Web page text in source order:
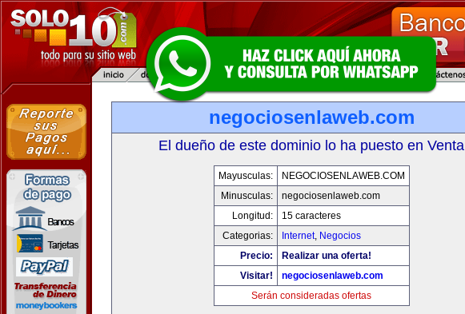
negociosenlaweb.com
El dueño de este dominio lo ha puesto en Venta
Mayusculas:
NEGOCIOSENLAWEB.COM
Minusculas:
negociosenlaweb.com
Longitud:
15 caracteres
Categorias:
Internet, Negocios
Precio:
Realizar una oferta!
Visitar!
negociosenlaweb.com
Serán consideradas ofertas